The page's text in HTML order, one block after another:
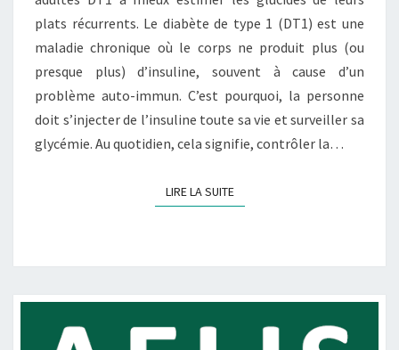
plats récurrents. Le diabète de type 1 (DT1) est une
maladie chronique où le corps ne produit plus (ou
presque plus) d’insuline, souvent à cause d’un
problème auto-immun. C’est pourquoi, la personne
doit s’injecter de l’insuline toute sa vie et surveiller sa
glycémie. Au quotidien, cela signifie, contrôler la…
LIRE LA SUITELIRE LA SUITE